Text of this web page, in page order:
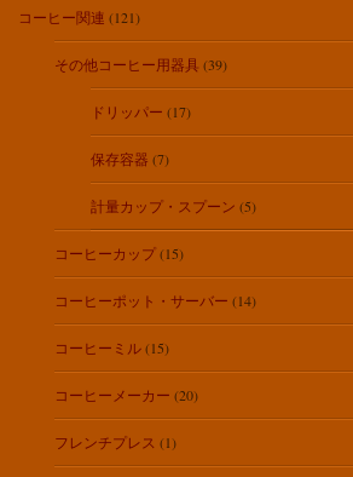
コーヒー関連 (121)
その他コーヒー用器具 (39)
ドリッパー (17)
保存容器 (7)
計量カップ・スプーン (5)
コーヒーカップ(15)
コーヒーポット・サーバー (14)
コーヒーミル(15)
コーヒーメーカー (20)
フレンチプレス (1)